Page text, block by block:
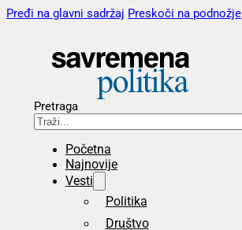
Pređi na glavni sadržaj Preskoči na podnožje
Pretraga
Početna
Najnovije
Vesti
Politika
Društvo